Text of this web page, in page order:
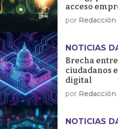
acceso
energía
por Redacción
NOTICIAS
Brecha
ciudadanos
digital
por Redacción
NOTICIAS